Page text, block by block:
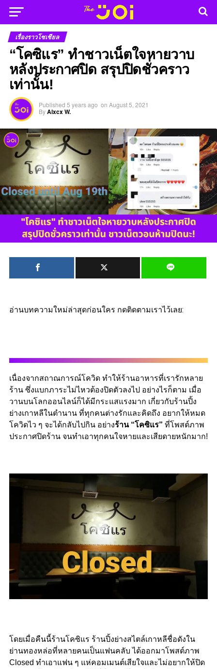
เรื่องราวโซเชียล
“โคซิแร” ทำชาวเน็ตใจหายวาบ
หลังประกาศปิด สรุปปิดชั่วคราว
เท่านั้น!
Published 5 years ago on August 5, 2021
ByAlxcx W.
อ่านบทความใหม่ล่าสุดก่อนใคร กดติดตามเราไว้เลย:
เนื่องจากสถาณการณ์โควิด ทำให้ร้านอาหารที่เรารักหลาย
ร้าน ซึ่งแบกภาระไม่ไหวต้องปิดตัวลงไป อย่างไรก็ตาม เมื่อ
วานบนโลกออนไลน์ก็ได้มีกระแสแรงมาก เกี่ยวกับร้านปิ้ง
ย่างเกาหลีในตำนาน ที่ทุกคนต่างรักและคิดถึง อยากให้หมด
โควิดไว ๆ จะได้กลับไปกิน อย่างร้าน “โคซิแร” ที่โพสต์ภาพ
ประกาศปิดร้าน จนทำเอาทุกคนใจหายและเสียดายหนักมาก!
โดยเมื่อคืนนี้ร้านโคซิแร ร้านปิ้งย่างสไตล์เกาหลีชื่อดังใน
ย่านทองหล่อที่หลายคนเป็นแฟนคลับ ได้ออกมาโพสต์ภาพ
Closed ทำเอาแฟน ๆ แห่คอมเมนต์เสียใจและไม่อยากให้ปิด